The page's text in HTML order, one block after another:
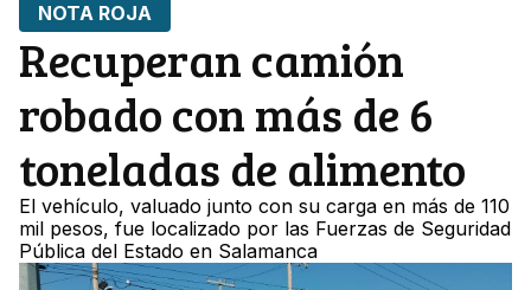
NOTA ROJA
Recuperan camión
robado con más de 6
toneladas de alimento
El vehículo, valuado junto con su carga en más de 110
mil pesos, fue localizado por las Fuerzas de Seguridad
Pública del Estado en Salamanca